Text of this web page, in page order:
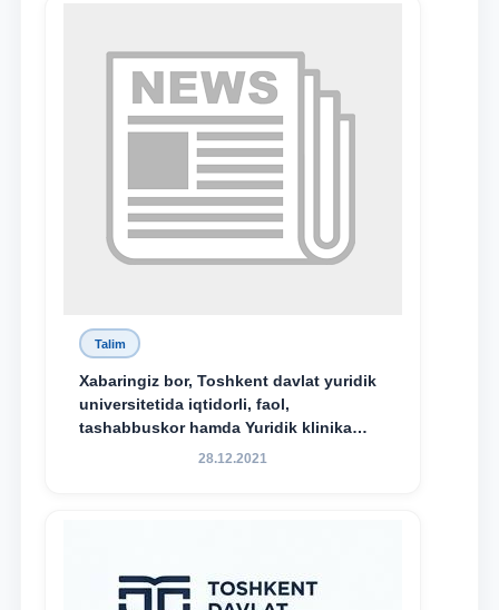
bo‘ldi.
Talim
Xabaringiz bor, Toshkent davlat yuridik
universitetida iqtidorli, faol,
tashabbuskor hamda Yuridik klinika
faoliyatida o‘z bilim va ko‘nikmalarini
28.12.2021